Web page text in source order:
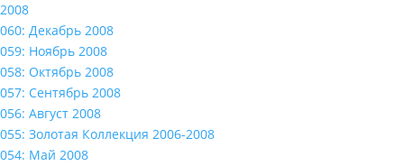
2008
060: Декабрь 2008
059: Ноябрь 2008
058: Октябрь 2008
057: Сентябрь 2008
056: Август 2008
055: Золотая Коллекция 2006-2008
054: Май 2008